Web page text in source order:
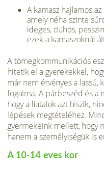
A kamasz hajlamos
amely néha szinte
ideges, dühös,
ezek a kamaszoknál
A tömegkommunikációs
hitetik el a gyerekekkel,
már nem érvényes a lassú,
fogalma. A párbeszéd és a
hogy a fiatalok azt hiszik,
lépések megtételéhez.
gyermekeink mellett, hogy
hanem a szemé­lyiségük is
A 10-14 eves kor